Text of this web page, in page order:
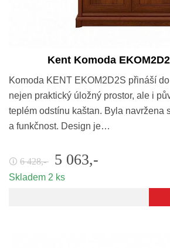
Kent Komoda
Komoda KENT EKOM2D2S přináší
nejen praktický úložný prostor, ale i
teplém odstínu kaštan. Byla navržena
a funkčnost. Design je…
🛈 6 428,- 5 063,-
Skladem 2 ks